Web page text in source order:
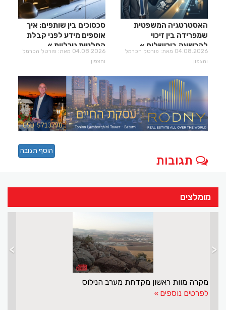
האסטרטגיה המשפטית
שמפרידה בין זיכוי
להרשעה בירושלים
04.08.2026 מאת: פורטל הכרמל
והצפון
סכסוכים בין שותפים: איך
אוספים מידע לפני קבלת
החלטות גורליות
04.08.2026 מאת: פורטל הכרמל
והצפון
תגובות
הוסף תגובה
מומלצים
מקרה מוות ראשון מקדחת מערב הנילוס
לפרטים נוספים
> <